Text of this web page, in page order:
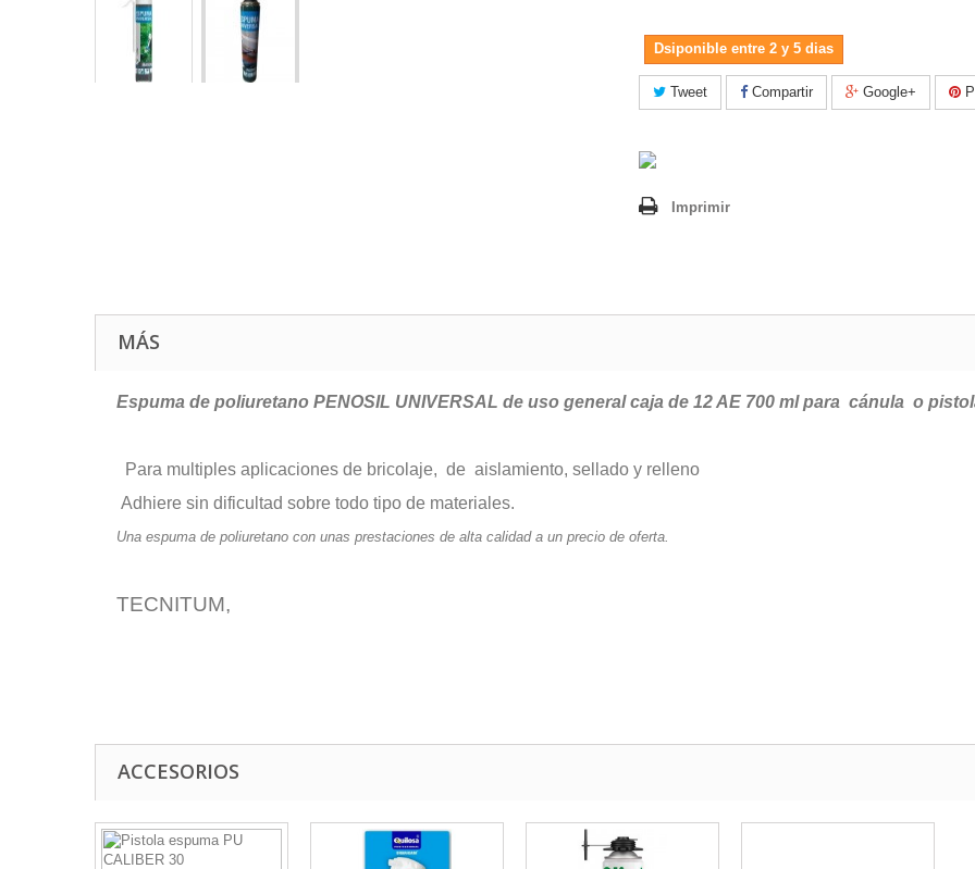
Dsiponible entre 2 y 5 dias
Tweet Compartir Google+
Imprimir
MÁS
Espuma de poliuretano PENOSIL UNIVERSAL de uso general caja de 12 AE 700 ml para cánula o
Para multiples aplicaciones de bricolaje, de aislamiento, sellado y relleno
Adhiere sin dificultad sobre todo tipo de materiales.
Una espuma de poliuretano con unas prestaciones de alta calidad a un precio de oferta.
TECNITUM,
ACCESORIOS